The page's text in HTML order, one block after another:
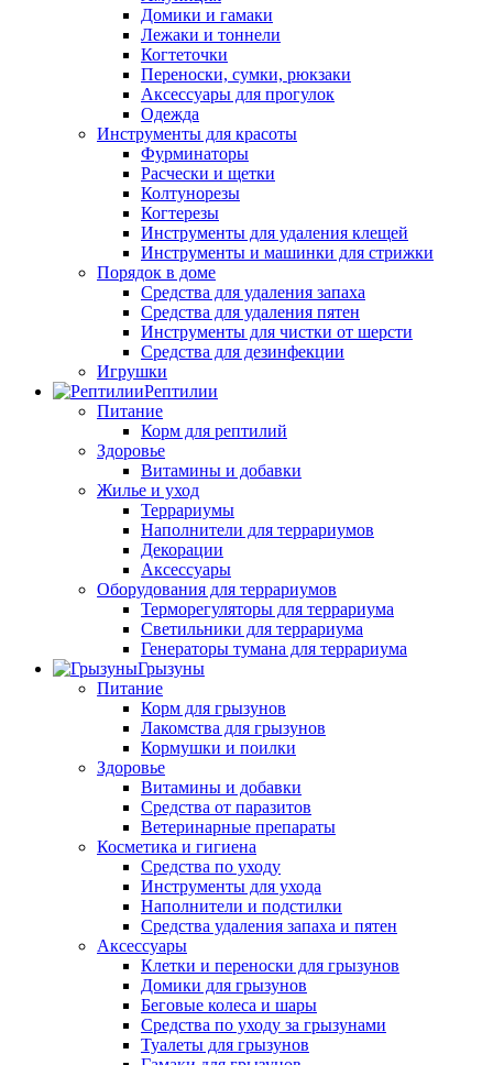
Домики и гамаки
Лежаки и тоннели
Когтеточки
Переноски, сумки, рюкзаки
Аксессуары для прогулок
Одежда
Инструменты для красоты
Фурминаторы
Расчески и щетки
Колтунорезы
Когтерезы
Инструменты для удаления клещей
Инструменты и машинки для стрижки
Порядок в доме
Средства для удаления запаха
Средства для удаления пятен
Инструменты для чистки от шерсти
Средства для дезинфекции
Игрушки
Рептилии
Питание
Корм для рептилий
Здоровье
Витамины и добавки
Жилье и уход
Террариумы
Наполнители для террариумов
Декорации
Аксессуары
Оборудования для террариумов
Терморегуляторы для террариума
Светильники для террариума
Генераторы тумана для террариума
Грызуны
Питание
Корм для грызунов
Лакомства для грызунов
Кормушки и поилки
Здоровье
Витамины и добавки
Средства от паразитов
Ветеринарные препараты
Косметика и гигиена
Средства по уходу
Инструменты для ухода
Наполнители и подстилки
Средства удаления запаха и пятен
Аксессуары
Клетки и переноски для грызунов
Домики для грызунов
Беговые колеса и шары
Средства по уходу за грызунами
Туалеты для грызунов